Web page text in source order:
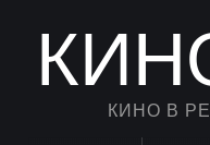
КИНО В